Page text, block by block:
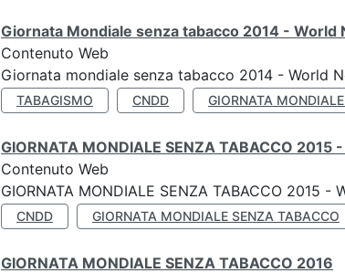
Giornata Mondiale senza tabacco 2014 - World
Contenuto Web
Giornata mondiale senza tabacco 2014 - World
TABAGISMO CNDD GIORNATA
GIORNATA MONDIALE SENZA TABACCO 2015
Contenuto Web
GIORNATA MONDIALE SENZA TABACCO 2015 -
CNDD GIORNATA MONDIALE SENZA TABACCO
GIORNATA MONDIALE SENZA TABACCO 2016